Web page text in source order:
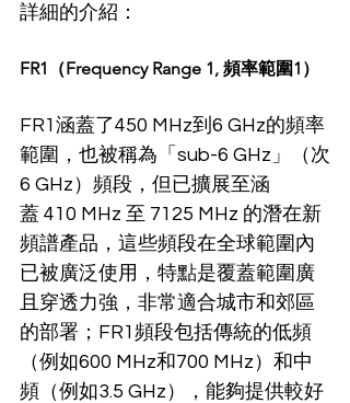
詳細的介紹：
FR1（Frequency Range 1, 頻率範圍1）
FR1涵蓋了450 MHz到6 GHz的頻率
範圍，也被稱為「sub-6 GHz」（次
6 GHz）頻段，但已擴展至涵
蓋 410 MHz 至 7125 MHz 的潛在新
頻譜產品，這些頻段在全球範圍內
已被廣泛使用，特點是覆蓋範圍廣
且穿透力強，非常適合城市和郊區
的部署；FR1頻段包括傳統的低頻
（例如600 MHz和700 MHz）和中
頻（例如3.5 GHz），能夠提供較好